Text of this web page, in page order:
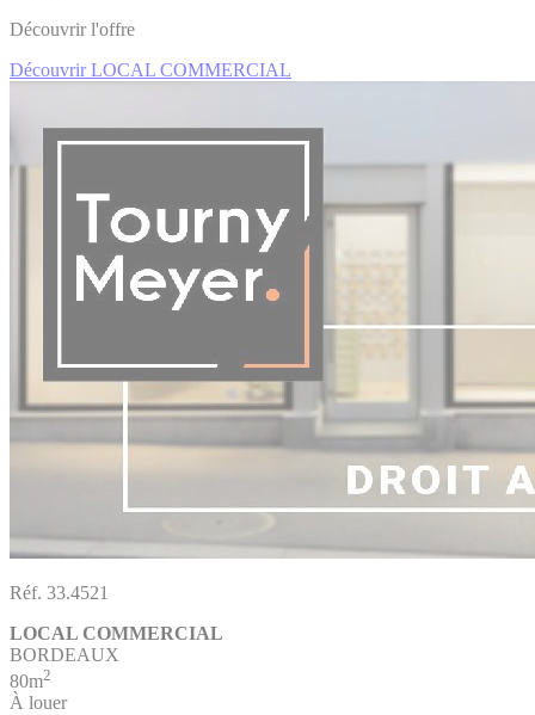
Découvrir l'offre
Découvrir LOCAL COMMERCIAL
Réf. 33.4521
LOCAL COMMERCIAL
BORDEAUX
80m2
À louer